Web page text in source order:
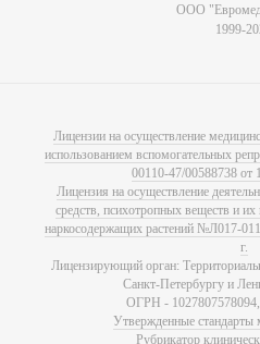
ООО
1999-
Лицензии на осуществление
использованием вспомогательных
00110-47/00588738 от
Лицензия на осуществление
средств, психотропных веществ и
наркосодержащих растений №Л017-
г.
Лицензирующий орган:
Санкт-Петербургу и
ОГРН -
Утвержденные
Рубрикатор